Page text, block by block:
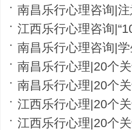
南昌乐行心理咨询|注意力缺陷（
江西乐行心理咨询
南昌乐行心理咨询|
南昌乐行心理|20个
南昌乐行心理|20个
江西乐行心理|20个
江西乐行心理|20个